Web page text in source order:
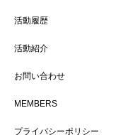
活動履歴
活動紹介
お問い合わせ
MEMBERS
プライバシーポリシー